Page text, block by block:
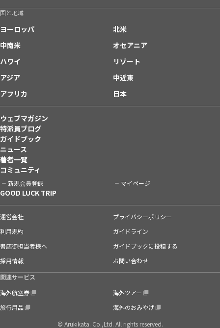
国と地域
ヨーロッパ
北米
中南米
オセアニア
ハワイ
リゾート
アジア
中近東
アフリカ
日本
ウェブマガジン
特派員ブログ
ガイドブック
ニュース
著者一覧
コミュニティ
新規会員登録 マイページ
GOOD LUCK TRIP
運営会社
プライバシーポリシー
利用規約
ガイドライン
書店御担当者様へ
ガイドブックに投稿する
採用情報
お問い合わせ
関連サービス
海外航空券
海外ツアー
旅行用品
海外のおみやげ
© Arukikata. Co.,Ltd. All rights reserved.